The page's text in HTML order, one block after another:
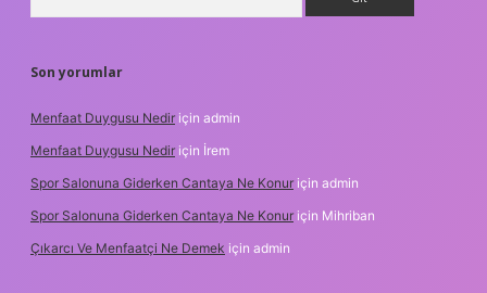
Son yorumlar
Menfaat Duygusu Nedir için admin
Menfaat Duygusu Nedir için İrem
Spor Salonuna Giderken Cantaya Ne Konur için admin
Spor Salonuna Giderken Cantaya Ne Konur için Mihriban
Çıkarcı Ve Menfaatçi Ne Demek için admin